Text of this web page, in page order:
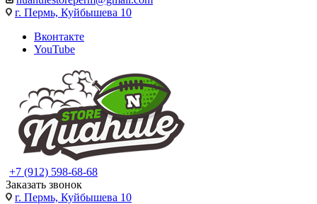
г. Пермь, Куйбышева 10
Вконтакте
YouTube
+7 (912) 598-68-68
Заказать звонок
г. Пермь, Куйбышева 10